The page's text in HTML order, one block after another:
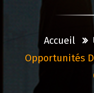
Accueil
Opportunités